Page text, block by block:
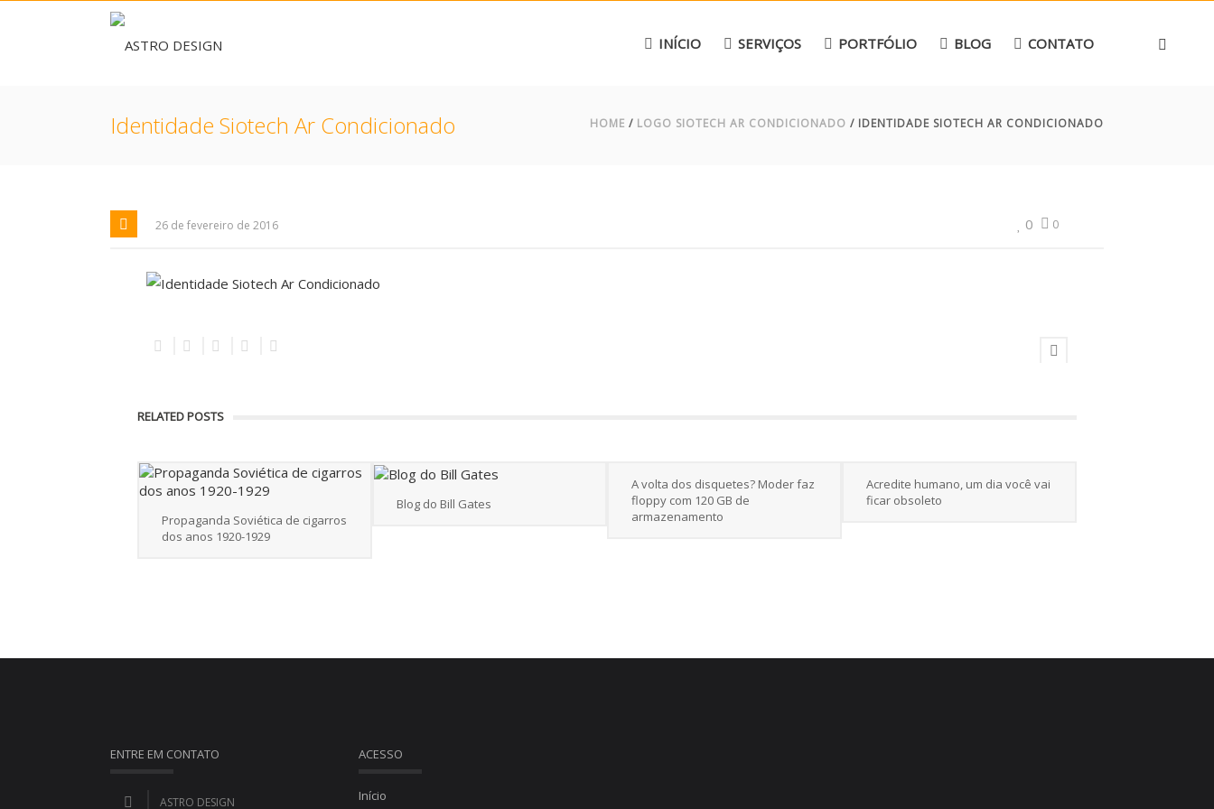
INÍCIO SERVIÇOS PORTFÓLIO BLOG CONTATO
Identidade Siotech Ar Condicionado HOME / LOGO SIOTECH AR CONDICIONADO / IDENTIDADE SIOTECH AR CONDICIONADO
26 de fevereiro de 2016 0
0
RELATED POSTS
Propaganda Soviética de cigarros
dos anos 1920-1929
Blog do Bill Gates
A volta dos disquetes? Moder faz
floppy com 120 GB de
armazenamento
Acredite humano, um dia você vai
ficar obsoleto
ENTRE EM CONTATO
ASTRO DESIGN
ACESSO
Início